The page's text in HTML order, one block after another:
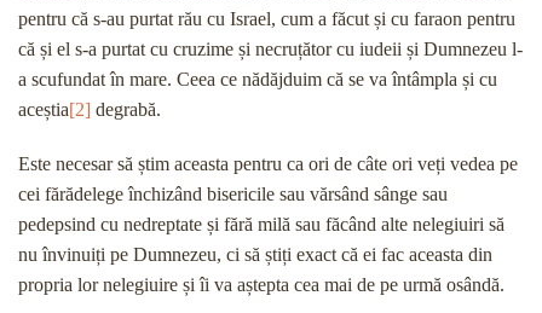
pentru că s-au purtat rău cu Israel, cum a făcut și cu faraon pentru
că și el s-a purtat cu cruzime și necruțător cu iudeii și Dumnezeu l-
a scufundat în mare. Ceea ce nădăjduim că se va întâmpla și cu
aceștia[2] degrabă.
Este necesar să știm aceasta pentru ca ori de câte ori veți vedea pe
cei fărădelege închizând bisericile sau vărsând sânge sau
pedepsind cu nedreptate și fără milă sau făcând alte nelegiuiri să
nu învinuiți pe Dumnezeu, ci să știți exact că ei fac aceasta din
propria lor nelegiuire și îi va aștepta cea mai de pe urmă osândă.